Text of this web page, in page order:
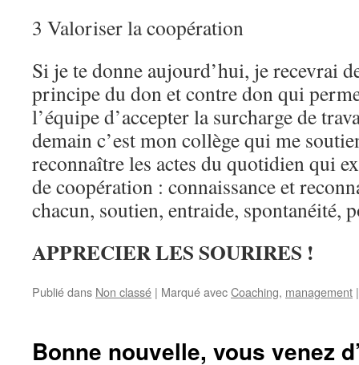
3 Valoriser la coopération
Si je te donne aujourd’hui, je recevrai
principe du don et contre don qui
l’équipe d’accepter la surcharge de
demain c’est mon collège qui me
reconnaître les actes du quotidien qui
de coopération : connaissance et
chacun, soutien, entraide, spontanéité,
APPRECIER LES SOURIRES !
Publié dans Non classé | Marqué avecCoaching, management |
Bonne nouvelle, vous venez